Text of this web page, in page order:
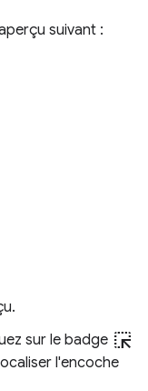
suivant :
sur le badge ink_selection
l'encoche